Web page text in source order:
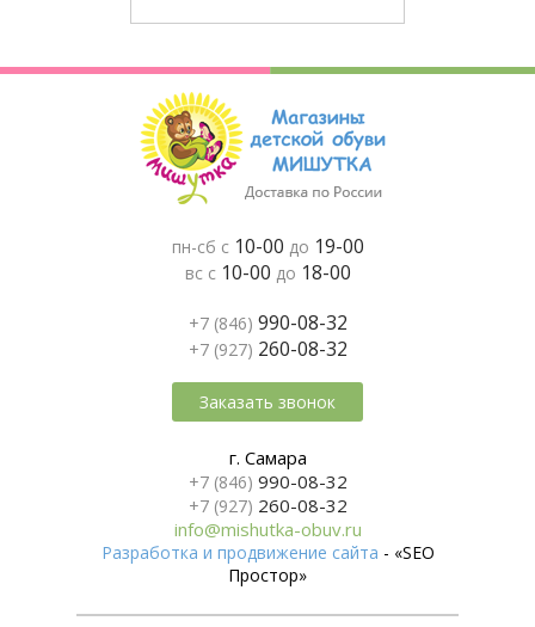
пн-сб с 10-00 до 19-00
вс с 10-00 до 18-00
+7 (846) 990-08-32
+7 (927) 260-08-32
Заказать звонок
г. Самара
+7 (846) 990-08-32
+7 (927) 260-08-32
info@mishutka-obuv.ru
Разработка и продвижение сайта - «SEO
Простор»